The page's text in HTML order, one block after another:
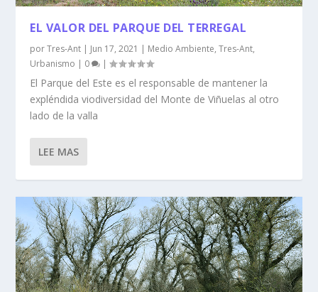
EL VALOR DEL PARQUE DEL TERREGAL
porTres-Ant | Jun 17, 2021 | Medio Ambiente,Tres-Ant,
Urbanismo | 0 |
El Parque del Este es el responsable de mantener la
expléndida viodiversidad del Monte de Viñuelas al otro
lado de la valla
LEE MAS